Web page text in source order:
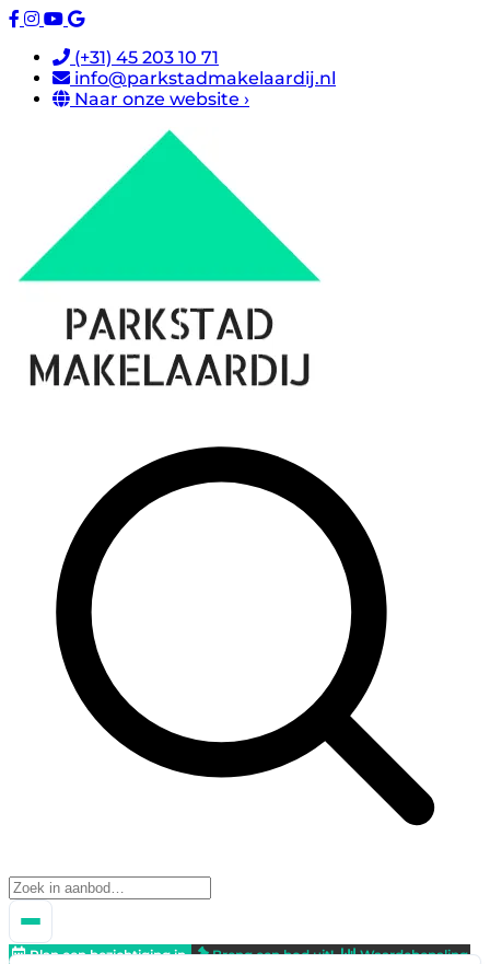
(+31) 45 203 10 71
info@parkstadmakelaardij.nl
Naar onze website ›
Plan een bezichtiging in Breng een bod uit!
Waardebepaling